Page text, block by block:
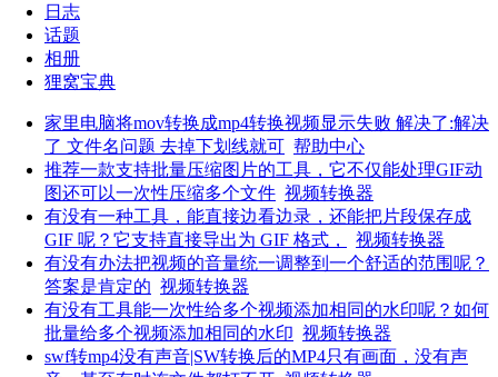
日志
话题
相册
狸窝宝典
家里电脑将mov转换成mp4转换视频显示失败 解决了:解决
了 文件名问题 去掉下划线就可 帮助中心
推荐一款支持批量压缩图片的工具，它不仅能处理GIF动
图还可以一次性压缩多个文件 视频转换器
有没有一种工具，能直接边看边录，还能把片段保存成
GIF 呢？它支持直接导出为 GIF 格式，
视频转换器
有没有办法把视频的音量统一调整到一个舒适的范围呢？
答案是肯定的 视频转换器
有没有工具能一次性给多个视频添加相同的水印呢？如何
批量给多个视频添加相同的水印 视频转换器
swf转mp4没有声音|SW转换后的MP4只有画面，没有声